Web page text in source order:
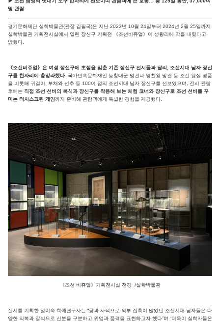
명 관람
경기문화재단 실학박물관(관장 김필국)은 지난 2023년 10월 24일부터 2024년 2월 25일까지
실학박물관 기획전시실에서 열린 장신구 기획전 《조선비쥬얼》이 성황리에 막을 내렸다고
밝혔다.
《조선비쥬얼》은 여성 장신구에 초점을 맞춘 기존 장신구 전시들과 달리, 조선시대 남자 장신
구를 한자리에 총망라했다. 국가민속문화재인 능창대군 망건과 영친왕 망건 등 조선 왕실 명품
을 비롯해 귀걸이, 부채와 선추 등 100여 점의 조선시대 남자 장신구를 선보였으며, 전시 관람
후에는 직접 조선 선비의 복식과 장신구를 착용해 보는 체험 코너와 장신구로 조선 선비를 꾸
미는 터치스크린 게임까지 준비해 관람객에게 특별한 경험을 제공했다.
《조선 비쥬얼》기획전시실 전경 /실학박물관
전시를 기획한 정미숙 학예연구사는 “공과 사적으로 외부 접촉이 많았던 조선시대 남자들은 다
양한 의복과 장식으로 신분을 구분하고 위엄과 품격을 표현하고자 했다”며 “더욱이 실학자들은